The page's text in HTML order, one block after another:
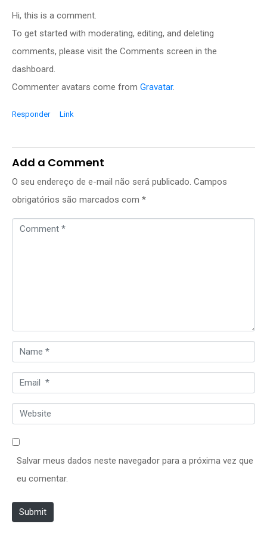
Hi, this is a comment.
To get started with moderating, editing, and deleting
comments, please visit the Comments screen in the
dashboard.
Commenter avatars come from Gravatar.
Responder Link
Add a Comment
O seu endereço de e-mail não será publicado. Campos
obrigatórios são marcados com *
t
e
*
b
t
e
Salvar meus dados neste navegador para a próxima vez que
eu comentar.
Submit